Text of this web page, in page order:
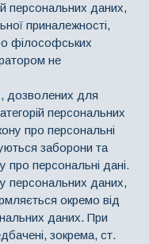
персональних даних,
приналежності,
філософських
не
дозволених для
персональних
про персональні
заборони та
про персональні дані.
персональних даних,
окремо від
даних. При
зокрема, ст.